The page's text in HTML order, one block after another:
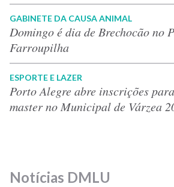
GABINETE DA CAUSA ANIMAL
Domingo é dia de Brechocão no
Farroupilha
ESPORTE E LAZER
Porto Alegre abre inscrições
master no Municipal de Várzea
Notícias DMLU